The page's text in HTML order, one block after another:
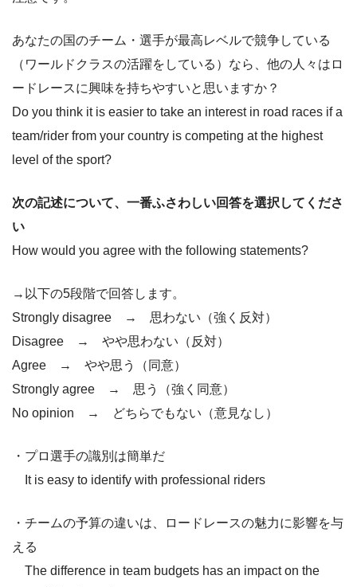
あなたの国のチーム・選手が最高レベルで競争している
（ワールドクラスの活躍をしている）なら、他の人々はロ
ードレースに興味を持ちやすいと思いますか？
Do you think it is easier to take an interest in road races if a
team/rider from your country is competing at the highest
level of the sport?
次の記述について、一番ふさわしい回答を選択してくださ
い
How would you agree with the following statements?
→以下の5段階で回答します。
Strongly disagree → 思わない（強く反対）
Disagree → やや思わない（反対）
Agree → やや思う（同意）
Strongly agree → 思う（強く同意）
No opinion → どちらでもない（意見なし）
・プロ選手の識別は簡単だ
It is easy to identify with professional riders
・チームの予算の違いは、ロードレースの魅力に影響を与
える
The difference in team budgets has an impact on the